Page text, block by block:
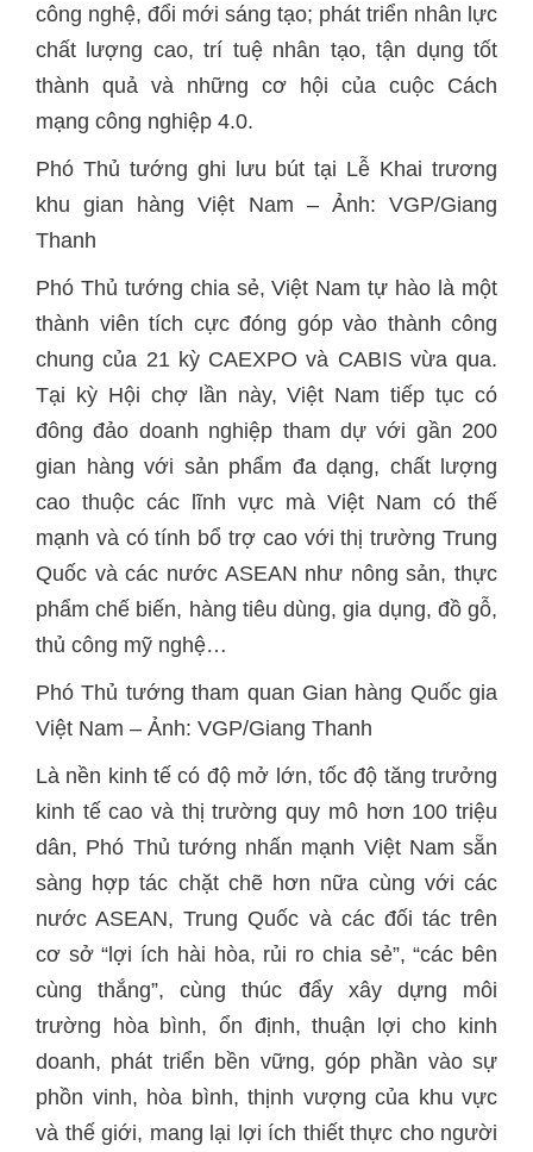
công nghệ, đổi mới sáng tạo; phát triển nhân lực
chất lượng cao, trí tuệ nhân tạo, tận dụng tốt
thành quả và những cơ hội của cuộc Cách
mạng công nghiệp 4.0.
Phó Thủ tướng ghi lưu bút tại Lễ Khai trương
khu gian hàng Việt Nam – Ảnh: VGP/Giang
Thanh
Phó Thủ tướng chia sẻ, Việt Nam tự hào là một
thành viên tích cực đóng góp vào thành công
chung của 21 kỳ CAEXPO và CABIS vừa qua.
Tại kỳ Hội chợ lần này, Việt Nam tiếp tục có
đông đảo doanh nghiệp tham dự với gần 200
gian hàng với sản phẩm đa dạng, chất lượng
cao thuộc các lĩnh vực mà Việt Nam có thế
mạnh và có tính bổ trợ cao với thị trường Trung
Quốc và các nước ASEAN như nông sản, thực
phẩm chế biến, hàng tiêu dùng, gia dụng, đồ gỗ,
thủ công mỹ nghệ…
Phó Thủ tướng tham quan Gian hàng Quốc gia
Việt Nam – Ảnh: VGP/Giang Thanh
Là nền kinh tế có độ mở lớn, tốc độ tăng trưởng
kinh tế cao và thị trường quy mô hơn 100 triệu
dân, Phó Thủ tướng nhấn mạnh Việt Nam sẵn
sàng hợp tác chặt chẽ hơn nữa cùng với các
nước ASEAN, Trung Quốc và các đối tác trên
cơ sở “lợi ích hài hòa, rủi ro chia sẻ”, “các bên
cùng thắng”, cùng thúc đẩy xây dựng môi
trường hòa bình, ổn định, thuận lợi cho kinh
doanh, phát triển bền vững, góp phần vào sự
phồn vinh, hòa bình, thịnh vượng của khu vực
và thế giới, mang lại lợi ích thiết thực cho người